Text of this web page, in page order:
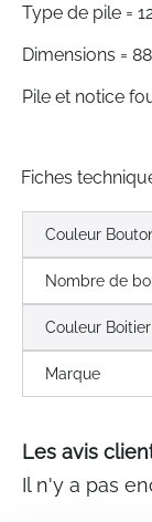
Type de pile =
Dimensions =
Pile et notice
Fiches
Couleur
Nombre de
Couleur Boitier
Marque
Les avis
Il n'y a pas